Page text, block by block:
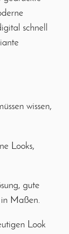
schnell
wissen,
Looks,
gute
Maßen.
Look